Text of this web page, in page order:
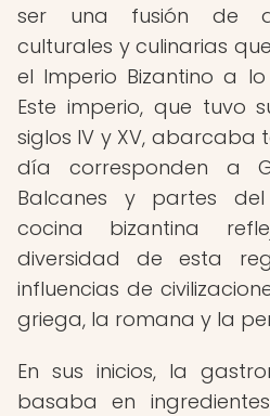
ser una fusión de
culturales y culinarias
el Imperio Bizantino a
Este imperio, que tuvo
siglos IV y XV, abarcaba
día corresponden a
Balcanes y partes del
cocina bizantina
diversidad de esta
influencias de
griega, la romana y la
En sus inicios, la
basaba en